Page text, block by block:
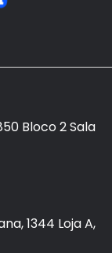
Bloco 2 Sala
1344 Loja A,